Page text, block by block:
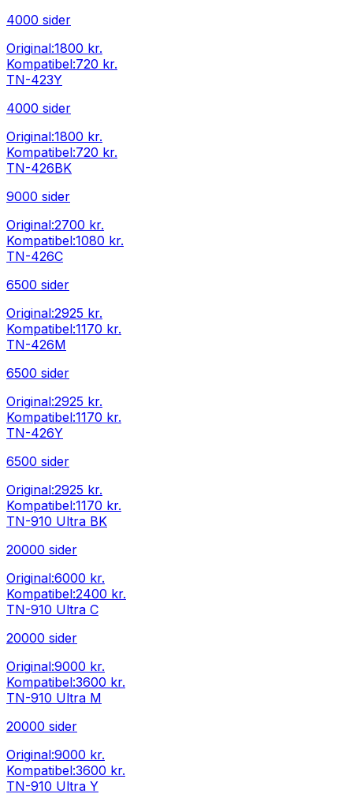
4000 sider
Original:1800 kr.
Kompatibel:720 kr.
TN-423Y
4000 sider
Original:1800 kr.
Kompatibel:720 kr.
TN-426BK
9000 sider
Original:2700 kr.
Kompatibel:1080 kr.
TN-426C
6500 sider
Original:2925 kr.
Kompatibel:1170 kr.
TN-426M
6500 sider
Original:2925 kr.
Kompatibel:1170 kr.
TN-426Y
6500 sider
Original:2925 kr.
Kompatibel:1170 kr.
TN-910 Ultra BK
20000 sider
Original:6000 kr.
Kompatibel:2400 kr.
TN-910 Ultra C
20000 sider
Original:9000 kr.
Kompatibel:3600 kr.
TN-910 Ultra M
20000 sider
Original:9000 kr.
Kompatibel:3600 kr.
TN-910 Ultra Y